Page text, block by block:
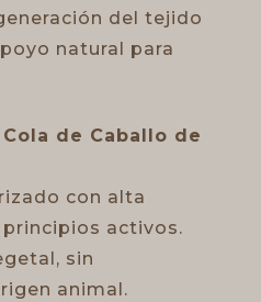
del tejido
natural para
de Caballo de
con alta
activos.
sin
animal.